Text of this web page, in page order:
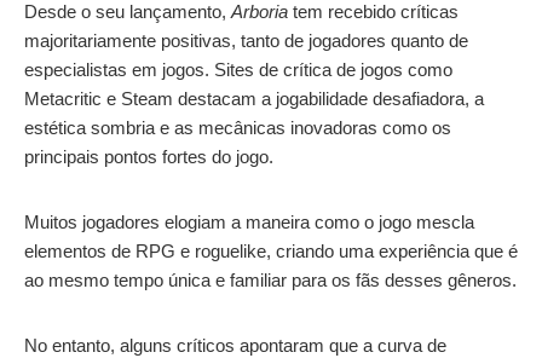
Desde o seu lançamento, Arboria tem recebido críticas
majoritariamente positivas, tanto de jogadores quanto de
especialistas em jogos. Sites de crítica de jogos como
Metacritic e Steam destacam a jogabilidade desafiadora, a
estética sombria e as mecânicas inovadoras como os
principais pontos fortes do jogo.
Muitos jogadores elogiam a maneira como o jogo mescla
elementos de RPG e roguelike, criando uma experiência que é
ao mesmo tempo única e familiar para os fãs desses gêneros.
No entanto, alguns críticos apontaram que a curva de